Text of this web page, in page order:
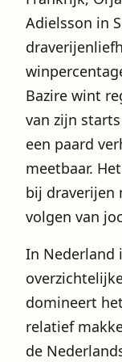
Adielsson in
Bazire wint
van zijn
een paard
meetbaar.
bij draverijen
volgen van
In Nederland
domineert
relatief
de